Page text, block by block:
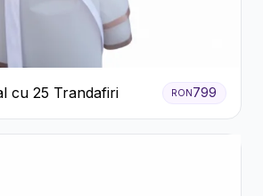
cu 25 Trandafiri RON799